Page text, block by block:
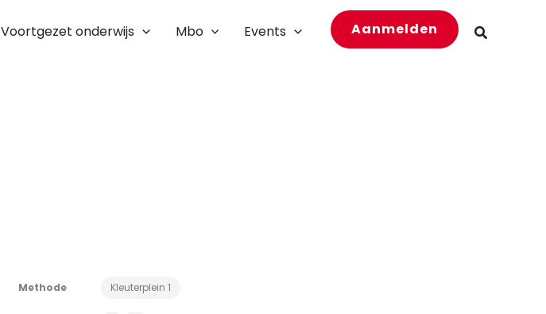
Voortgezet onderwijs Mbo Events Aanmelden Zoeken
Methode Kleuterplein 1